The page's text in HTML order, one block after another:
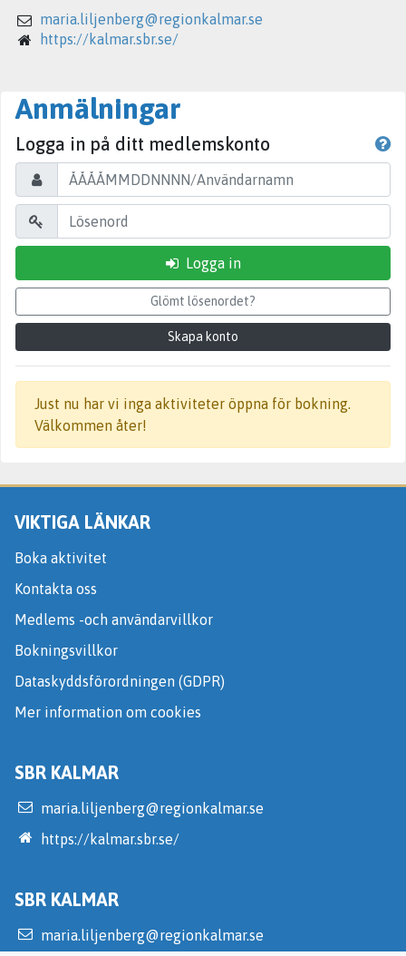
maria.liljenberg@regionkalmar.se
https://kalmar.sbr.se/
Anmälningar
Logga in på ditt medlemskonto
Logga in
Glömt lösenordet?
Skapa konto
Just nu har vi inga aktiviteter öppna för bokning.
Välkommen åter!
VIKTIGA LÄNKAR
Boka aktivitet
Kontakta oss
Medlems -och användarvillkor
Bokningsvillkor
Dataskyddsförordningen (GDPR)
Mer information om cookies
SBR KALMAR
maria.liljenberg@regionkalmar.se
https://kalmar.sbr.se/
SBR KALMAR
maria.liljenberg@regionkalmar.se